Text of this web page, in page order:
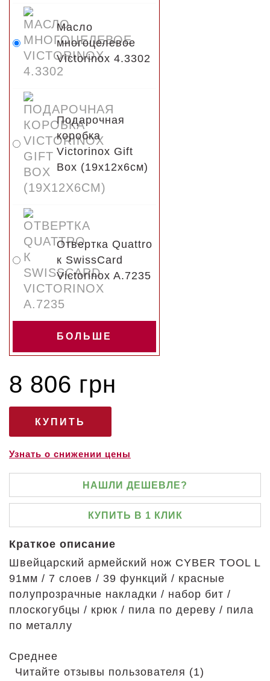
Масло
многоцелевое
Victorinox 4.3302
Подарочная
коробка
Victorinox Gift
Box (19x12x6см)
Отвертка Quattro
к SwissCard
Victorinox A.7235
БОЛЬШЕ
8 806 грн
Узнать о снижении цены
НАШЛИ ДЕШЕВЛЕ?
КУПИТЬ В 1 КЛИК
Краткое описание
Швейцарский армейский нож CYBER TOOL L
91мм / 7 слоев / 39 функций / красные
полупрозрачные накладки / набор бит /
плоскогубцы / крюк / пила по дереву / пила
по металлу
Среднее
Читайте отзывы пользователя (1)